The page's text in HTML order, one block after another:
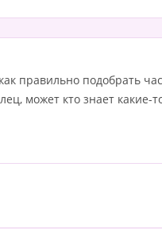
правильно подобрать
может кто знает